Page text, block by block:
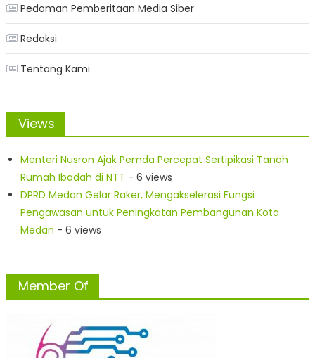
Pedoman Pemberitaan Media Siber
Redaksi
Tentang Kami
Views
Menteri Nusron Ajak Pemda Percepat Sertipikasi Tanah
Rumah Ibadah di NTT - 6 views
DPRD Medan Gelar Raker, Mengakselerasi Fungsi
Pengawasan untuk Peningkatan Pembangunan Kota
Medan - 6 views
Member Of